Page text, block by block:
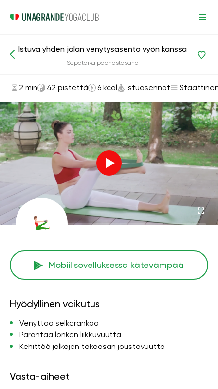
Asanat ja harjoitukset Istuasennot
Istuva yhden jalan venytysasento vyön kanssa
Sapataika padhastasana
2 min 42 pistettä 6 kcal Istuasennot
Mobiilisovelluksessa kätevämpää
Hyödyllinen vaikutus
Venyttää selkärankaa
Parantaa lonkan liikkuvuutta
Kehittää jalkojen takaosan joustavuutta
Vasta-aiheet